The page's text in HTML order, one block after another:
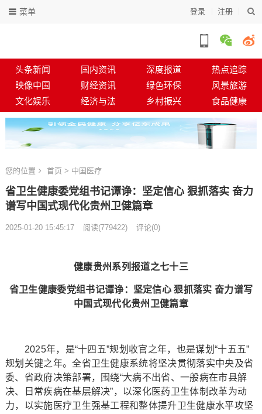
登录 注册
菜单
头条新闻 国内资讯 深度报道
热点追踪
映像中国
财经资讯 绿色环保
风景旅游
文化娱乐
经济与法 乡村振兴 食品健康
您的位置 首页 > 中国医疗
省卫生健康委党组书记谭诤：坚定信心 狠抓落实 奋力
谱写中国式现代化贵州卫健篇章
2025-01-20 15:45:17 阅读(779422) 评论(0)
健康贵州系列报道之七十三
省卫生健康委党组书记谭诤：坚定信心 狠抓落实 奋力谱写
中国式现代化贵州卫健篇章
2025年，是“十四五”规划收官之年，也是谋划“十五五”
规划关键之年。全省卫生健康系统将坚决贯彻落实中央及省
委、省政府决策部署，围绕“大病不出省、一般病在市县解
决、日常疾病在基层解决”，以深化医药卫生体制改革为动
力，以实施医疗卫生强基工程和整体提升卫生健康水平攻坚